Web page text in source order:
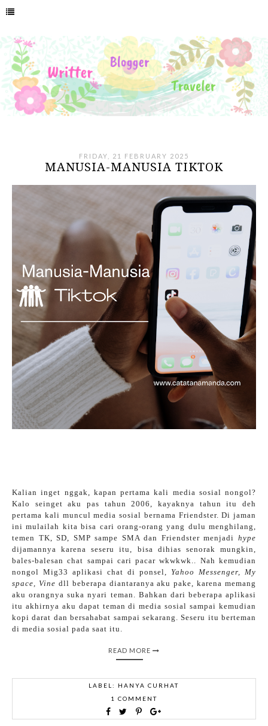
FRIDAY, 21 FEBRUARY 2025
MANUSIA-MANUSIA TIKTOK
Kalian inget nggak, kapan pertama kali media sosial nongol?
Kalo seinget aku pas tahun 2006, kayaknya tahun itu deh
pertama kali muncul media sosial bernama Friendster. Di jaman
ini mulailah kita bisa cari orang-orang yang dulu menghilang,
temen TK, SD, SMP sampe SMA dan Friendster menjadi hype
dijamannya karena seseru itu, bisa dihias senorak mungkin,
bales-balesan chat sampai cari pacar wkwkwk.. Nah kemudian
nongol Mig33 aplikasi chat di ponsel, Yahoo Messenger, My
space, Vine dll beberapa diantaranya aku pake, karena memang
aku orangnya suka nyari teman. Bahkan dari beberapa aplikasi
itu akhirnya aku dapat teman di media sosial sampai kemudian
kopi darat dan bersahabat sampai sekarang. Seseru itu berteman
di media sosial pada saat itu.
READ MORE
LABEL: HANYA CURHAT
1 COMMENT